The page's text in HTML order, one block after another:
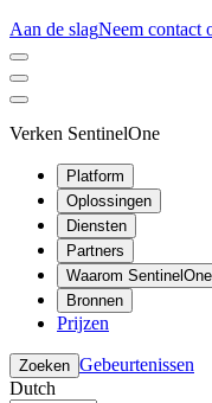
Aan de slagNeem contact
Verken SentinelOne
Platform
Oplossingen
Diensten
Partners
Waarom SentinelOne
Bronnen
Prijzen
Zoeken Gebeurtenissen
Dutch